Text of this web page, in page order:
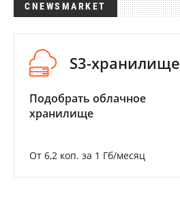
CNEWSMARKET
S3-хранилище
Подобрать облачное
хранилище
От 6,2 коп. за 1 Гб/месяц